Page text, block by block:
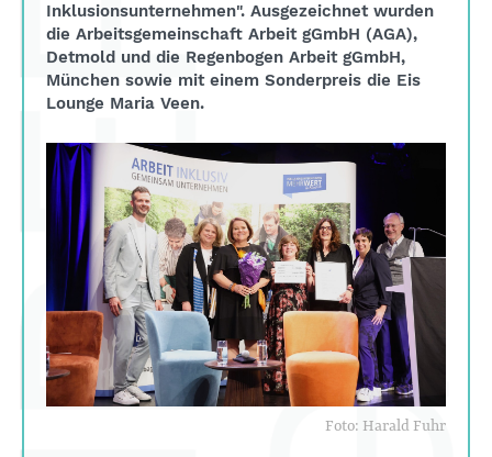
Inklusionsunternehmen". Ausgezeichnet wurden
die Arbeitsgemeinschaft Arbeit gGmbH (AGA),
Detmold und die Regenbogen Arbeit gGmbH,
München sowie mit einem Sonderpreis die Eis
Lounge Maria Veen.
Foto: Harald Fuhr